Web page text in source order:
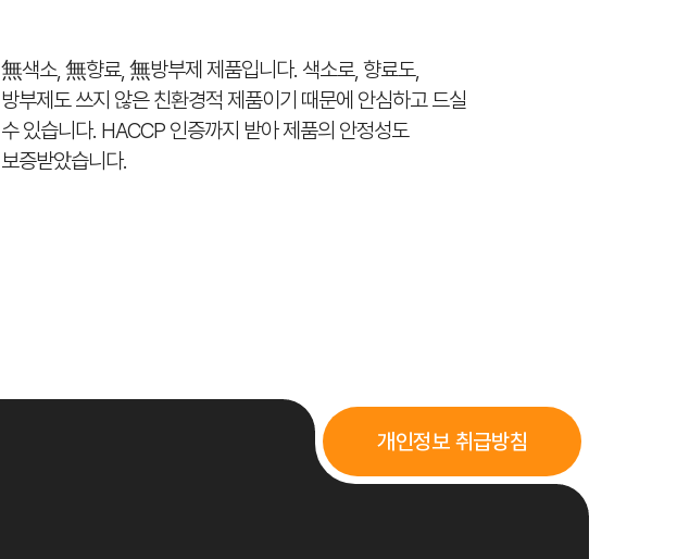
無색소, 無향료, 無방부제 제품입니다. 색소로, 향료도,
방부제도 쓰지 않은 친환경적 제품이기 때문에 안심하고 드실
수 있습니다. HACCP 인증까지 받아 제품의 안정성도
보증받았습니다.
개인정보 취급방침